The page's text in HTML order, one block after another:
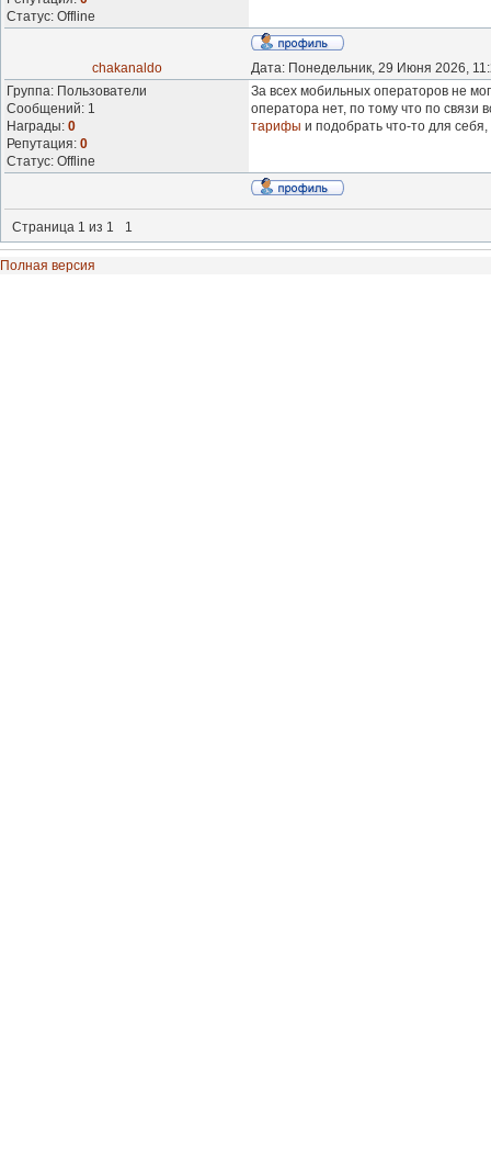
Статус: Offline
chakanaldo
Дата: Понедельник, 29 Июня 2026,
Группа: Пользователи
Сообщений: 1
Награды: 0
Репутация: 0
Статус: Offline
За всех мобильных операторов не
оператора нет, по тому что по связи
тарифы и подобрать что-то для
Страница 1 из 1 1
Полная версия